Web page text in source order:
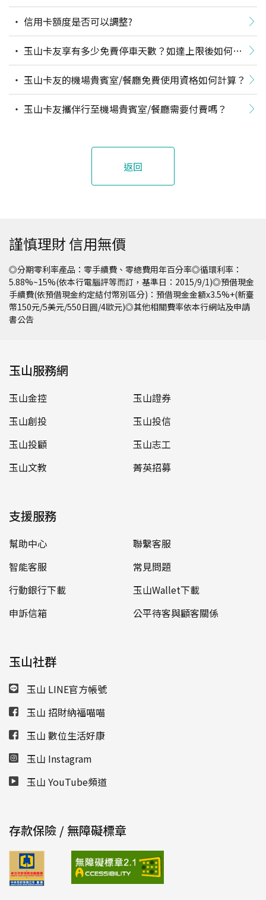
信用卡額度是否可以調整?
費？實際停車天數如何計算？
玉山卡友的機場貴賓室/餐廳免費使用資格如何計算？
玉山卡友攜伴行至機場貴賓室/餐廳需要付費嗎？
返回
謹慎理財 信用無價
◎分期零利率產品：零手續費、零總費用年百分率◎循環利率：
5.88%~15%(依本行電腦評等而訂，基準日：2015/9/1)◎預借現金
手續費(依預借現金約定結付幣別區分)：預借現金金額x3.5%+(新臺
幣150元/5美元/550日圓/4歐元)◎其他相關費率依本行網站及申請
書公告
玉山服務網
玉山金控
玉山證券
玉山創投
玉山投信
玉山投顧
玉山志工
玉山文教
菁英招募
支援服務
幫助中心
聯繫客服
智能客服
常見問題
行動銀行下載
玉山Wallet下載
申訴信箱
公平待客與顧客關係
玉山社群
玉山 LINE官方帳號
玉山 招財納福喵喵
玉山 數位生活好康
玉山 Instagram
玉山 YouTube頻道
存款保險 / 無障礙標章